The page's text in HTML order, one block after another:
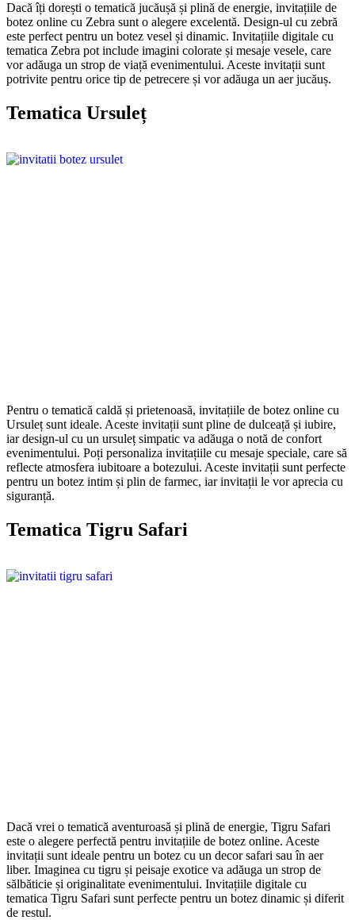
Dacă îți dorești o tematică jucăușă și plină de energie, invitațiile de
botez online cu Zebra sunt o alegere excelentă. Design-ul cu zebră
este perfect pentru un botez vesel și dinamic. Invitațiile digitale cu
tematica Zebra pot include imagini colorate și mesaje vesele, care
vor adăuga un strop de viață evenimentului. Aceste invitații sunt
potrivite pentru orice tip de petrecere și vor adăuga un aer jucăuș.
Tematica Ursuleț
Pentru o tematică caldă și prietenoasă, invitațiile de botez online cu
Ursuleț sunt ideale. Aceste invitații sunt pline de dulceață și iubire,
iar design-ul cu un ursuleț simpatic va adăuga o notă de confort
evenimentului. Poți personaliza invitațiile cu mesaje speciale, care să
reflecte atmosfera iubitoare a botezului. Aceste invitații sunt perfecte
pentru un botez intim și plin de farmec, iar invitații le vor aprecia cu
siguranță.
Tematica Tigru Safari
Dacă vrei o tematică aventuroasă și plină de energie, Tigru Safari
este o alegere perfectă pentru invitațiile de botez online. Aceste
invitații sunt ideale pentru un botez cu un decor safari sau în aer
liber. Imaginea cu tigru și peisaje exotice va adăuga un strop de
sălbăticie și originalitate evenimentului. Invitațiile digitale cu
tematica Tigru Safari sunt perfecte pentru un botez dinamic și diferit
de restul.